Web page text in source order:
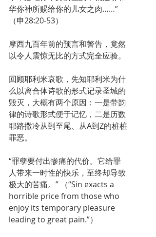
华你神所赐给你的儿女之肉……”
（申28:20-53）
摩西九百年前的预言和警告，竟然
以令人震惊无比的方式完全应验。
回顾耶利米哀歌，先知耶利米为什
么以离合体诗歌的形式记录圣城的
毁灭，大概有两个原因：一是带韵
律的诗歌形式便于记忆，二是历数
耶路撒冷从到至尾、从A到Z的桩桩
罪恶。
“罪孽要付出惨痛的代价。它给罪
人带来一时性的快乐，至终却导致
极大的苦痛。” （“Sin exacts a
horrible price from those who
enjoy its temporary pleasure
leading to great pain.”）